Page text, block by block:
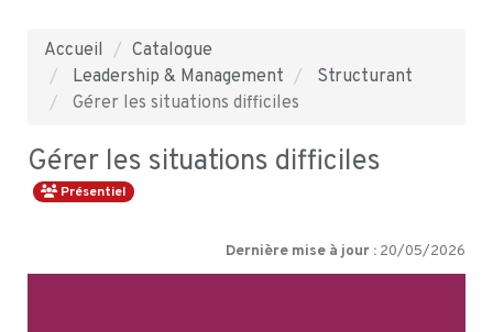
Accueil
Catalogue
Leadership & Management
Structurant
Gérer les situations difficiles
Gérer les situations difficiles
Présentiel
Dernière mise à jour : 20/05/2026